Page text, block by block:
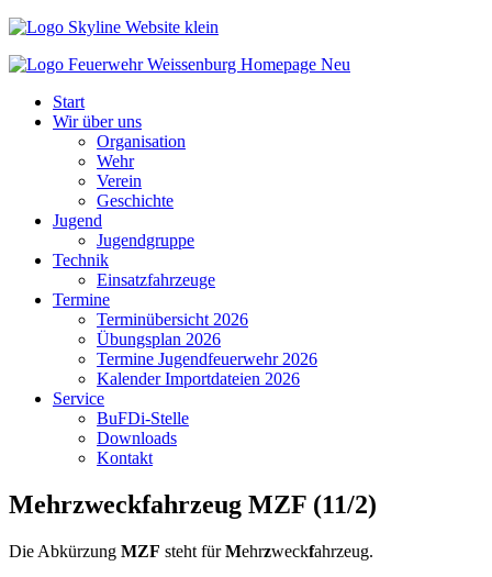
Start
Wir über uns
Organisation
Wehr
Verein
Geschichte
Jugend
Jugendgruppe
Technik
Einsatzfahrzeuge
Termine
Terminübersicht 2026
Übungsplan 2026
Termine Jugendfeuerwehr 2026
Kalender Importdateien 2026
Service
BuFDi-Stelle
Downloads
Kontakt
Mehrzweckfahrzeug MZF (11/2)
Die Abkürzung MZF steht fürMehrzweckfahrzeug.